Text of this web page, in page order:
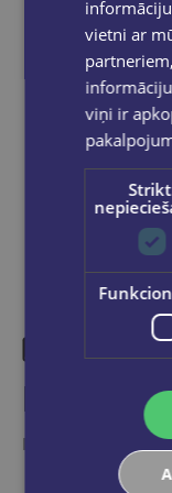
e-pastu
Līdzīgas
Ieskaties, varbūt
vietni ar
viņi ir